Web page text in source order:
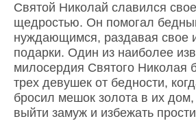
Святой Николай славился
щедростью. Он помогал
нуждающимся, раздавая свое
подарки. Один из наиболее
милосердия Святого Николая
трех девушек от бедности,
бросил мешок золота в их
выйти замуж и избежать